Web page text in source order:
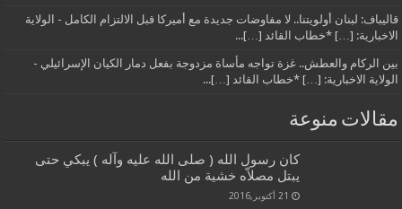
قاليباف: لبنان أولويتنا.. لا مفاوضات جديدة مع أميركا قبل الالتزام الكامل - الولاية
الاخبارية: […] *خطاب القائد […]...
بين الركام والعطش.. غزة تواجه مأساة مزدوجة بفعل دمار الكيان الإسرائيلي -
الولاية الاخبارية: […] *خطاب القائد […]...
مقالات منوعة
كان رسول الله ( صلى الله عليه وآله ) يبكي حتى
يبتل مصلاّه خشية من الله
21 أكتوبر,2016